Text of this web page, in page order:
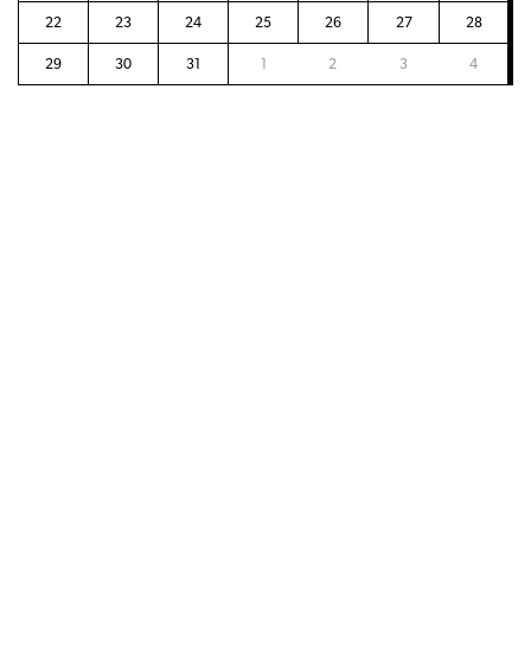
22 23 24 25 26 27 28
29 30 31 1 2 3 4